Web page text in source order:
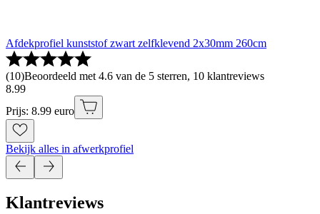
Afdekprofiel kunststof zwart zelfklevend 2x30mm 260cm
(10)Beoordeeld met 4.6 van de 5 sterren, 10 klantreviews
8.99
Prijs: 8.99 euro
Bekijk alles in afwerkprofiel
Klantreviews